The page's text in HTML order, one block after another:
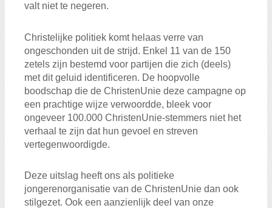
valt niet te negeren.
Christelijke politiek komt helaas verre van
ongeschonden uit de strijd. Enkel 11 van de 150
zetels zijn bestemd voor partijen die zich (deels)
met dit geluid identificeren. De hoopvolle
boodschap die de ChristenUnie deze campagne op
een prachtige wijze verwoordde, bleek voor
ongeveer 100.000 ChristenUnie-stemmers niet het
verhaal te zijn dat hun gevoel en streven
vertegenwoordigde.
Deze uitslag heeft ons als politieke
jongerenorganisatie van de ChristenUnie dan ook
stilgezet. Ook een aanzienlijk deel van onze